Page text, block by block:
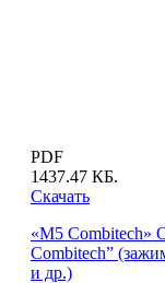
PDF
1437.47 КБ.
Скачать
«M5 Combitech»
Combitech”
и др.)